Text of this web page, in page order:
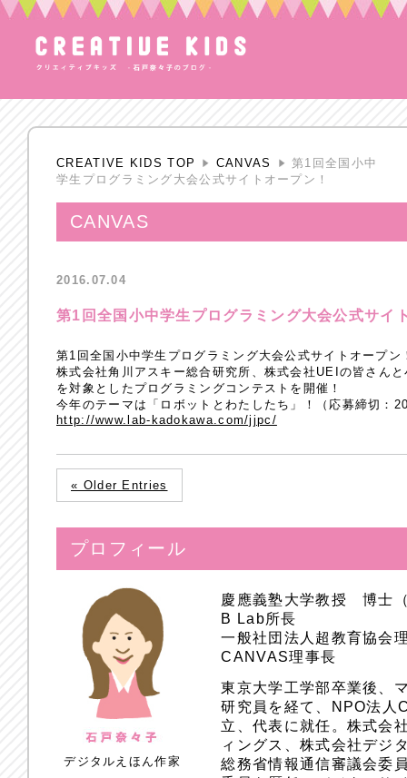
CREATIVE KIDS TOP CANVAS
第1回全国小中
学生プログラミング大会公式サイトオープン！
CANVAS
2016.07.04
第1回全国小中学生プログラミング大会公式サイ
第1回全国小中学生プログラミング大会公式サイトオープン
株式会社角川アスキー総合研究所、株式会社UEIの皆さん
を対象としたプログラミングコンテストを開催！
今年のテーマは「ロボットとわたしたち」！（応募締切：
http://www.lab-kadokawa.com/jjpc/
« Older Entries
プロフィール
デジタルえほん作家
慶應義塾大学教授 博士
B Lab所長
一般社団法人超教育協会
CANVAS理事長
東京大学工学部卒業後、
研究員を経て、NPO法人
立、代表に就任。株式会
ィングス、株式会社デジ
総務省情報通信審議会委